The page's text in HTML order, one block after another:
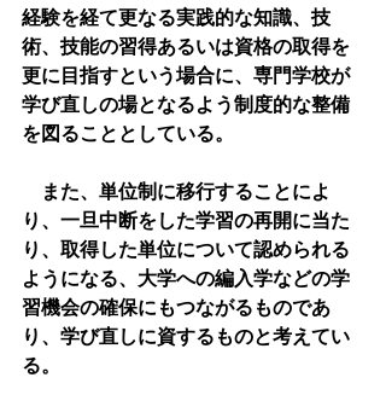
経験を経て更なる実践的な知識、技
術、技能の習得あるいは資格の取得を
更に目指すという場合に、専門学校が
学び直しの場となるよう制度的な整備
を図ることとしている。
また、単位制に移行することによ
り、一旦中断をした学習の再開に当た
り、取得した単位について認められる
ようになる、大学への編入学などの学
習機会の確保にもつながるものであ
り、学び直しに資するものと考えてい
る。